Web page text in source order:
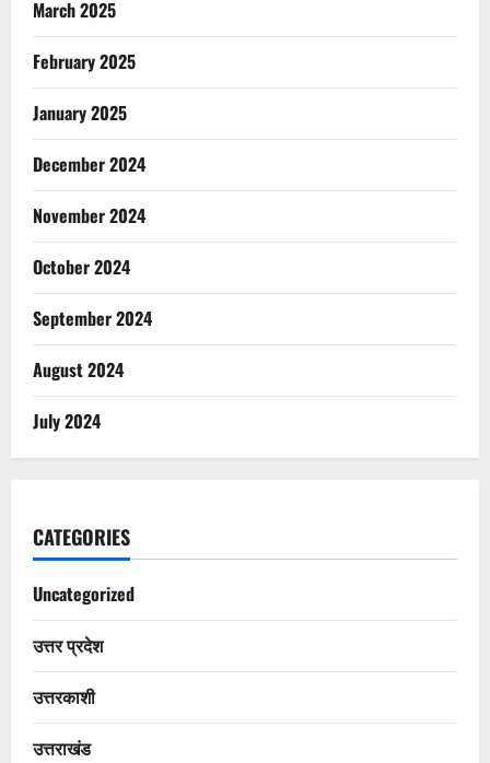
March 2025
February 2025
January 2025
December 2024
November 2024
October 2024
September 2024
August 2024
July 2024
CATEGORIES
Uncategorized
उत्तर प्रदेश
उत्तरकाशी
उत्तराखंड